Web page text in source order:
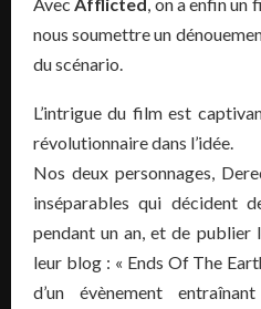
nous soumettre un
du scénario.
L’intrigue du film est
révolutionnaire dans l’idée.
Nos deux personnages,
inséparables qui décident
pendant un an, et de publier
leur blog : « Ends Of The
d’un évènement